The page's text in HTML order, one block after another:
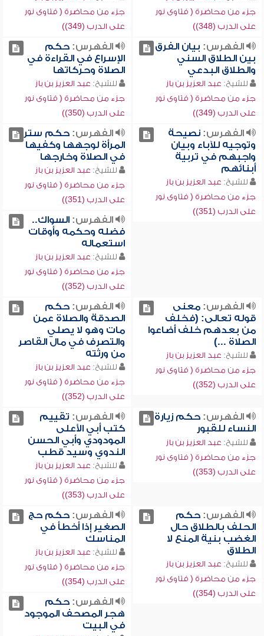
جزء من محاضرة ( فتاوى نور
على الدرب (348))
جزء من محاضرة ( فتاوى نور
على الدرب (349))
الفهرس: بيان الفرق
بين الطلاق السني
والطلاق البدعي
للشيخ: عبد العزيز بن باز
جزء من محاضرة ( فتاوى نور
على الدرب (349))
الفهرس:حكم
الإسراع في القراءة في
الصلاة وحركاتها
للشيخ: عبد العزيز بن باز
جزء من محاضرة ( فتاوى نور
على الدرب (350))
الفهرس:نصيحة
وتوجيه للآباء وبيان
واجبهم في تربية
أبنائهم
للشيخ: عبد العزيز بن باز
جزء من محاضرة ( فتاوى نور
على الدرب (351))
الفهرس:حكم ستر
المرأة لوجهها وكفيها
في الصلاة وخارجها
للشيخ: عبد العزيز بن باز
جزء من محاضرة ( فتاوى نور
على الدرب (351))
الفهرس:السواك..
فضله وحكمه وأوقات
استعماله
للشيخ: عبد العزيز بن باز
جزء من محاضرة ( فتاوى نور
على الدرب (352))
الفهرس:معنى
قوله تعالى: (فخلف
من بعدهم خلف أضاعوا
الصلاة ...)
للشيخ: عبد العزيز بن باز
جزء من محاضرة ( فتاوى نور
على الدرب (352))
الفهرس:حكم
الصدقة والصلاة عمن
مات وهو لا يصلي
والتصرف في مال القاصر
من ورثته
للشيخ: عبد العزيز بن باز
جزء من محاضرة ( فتاوى نور
على الدرب (352))
الفهرس:حكم زيارة
النساء للقبور
للشيخ: عبد العزيز بن باز
جزء من محاضرة ( فتاوى نور
على الدرب (353))
الفهرس: تقييم
كتب أبي الأعلى
المودودي وأبي الحسن
الندوي وسيد قطب
للشيخ: عبد العزيز بن باز
جزء من محاضرة ( فتاوى نور
على الدرب (353))
الفهرس:حكم
الحلف بالطلاق حال
الغضب بنية المنع لا
الطلاق
للشيخ: عبد العزيز بن باز
جزء من محاضرة ( فتاوى نور
على الدرب (354))
الفهرس:حكم حج
الصغير إذا أخطأ في
المناسك
للشيخ: عبد العزيز بن باز
جزء من محاضرة ( فتاوى نور
على الدرب (354))
الفهرس:حكم
هجر المصحف الموجود
في البيت